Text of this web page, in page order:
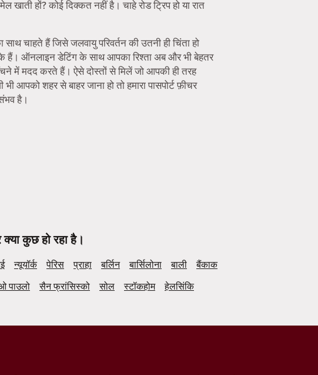
हों? कोई दिक्कत नहीं है। चाहे रोड ट्रिप हो या रात
चाहते हैं जिसे जलवायु परिवर्तन की उतनी ही चिंता हो
ऑनलाइन डेटिंग के साथ आपका रिश्ता अब और भी बेहतर
में मदद करते हैं। ऐसे दोस्तों से मिलें जो आपकी ही तरह
शहर से बाहर जाना हो तो हमारा पासपोर्ट फ़ीचर
है।
कुछ हो रहा है।
न्यूयॉर्क पेरिस प्राहा बर्लिन बार्सिलोना बाली
बैंकाक
पाउलो सैन फ्रांसिस्को सोल स्टॉकहोम हेलसिंकि